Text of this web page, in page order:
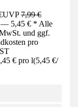
UVP7,99 €
— 5,45 € * Alle
und ggf.
pro
ST
€ pro l(5,45 €/